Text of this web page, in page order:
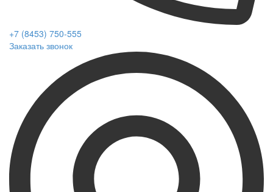
+7 (8453) 750-555
Заказать звонок